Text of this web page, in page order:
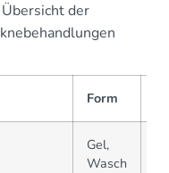
der
Form
Gel,
Wasch